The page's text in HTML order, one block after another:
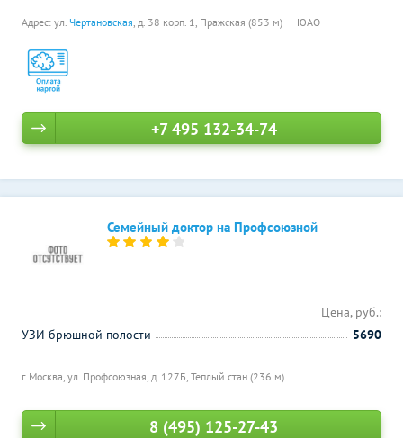
Адрес: ул. Чертановская, д. 38 корп. 1, Пражская (853 м) ЮАО
+7 495 132-34-74
Семейный доктор на Профсоюзной
г. Москва, ул. Профсоюзная, д. 127Б, Теплый стан (236 м)
Цена, руб.:
УЗИ брюшной полости
5690
8 (495) 125-27-43